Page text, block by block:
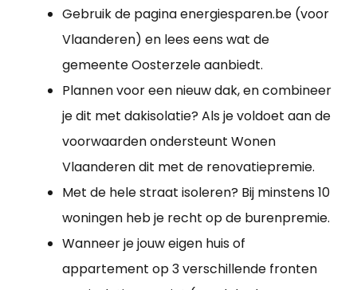
Gebruik de pagina energiesparen.be (voor
Vlaanderen) en lees eens wat de
gemeente Oosterzele aanbiedt.
Plannen voor een nieuw dak, en combineer
je dit met dakisolatie? Als je voldoet aan de
voorwaarden ondersteunt Wonen
Vlaanderen dit met de renovatiepremie.
Met de hele straat isoleren? Bij minstens 10
woningen heb je recht op de burenpremie.
Wanneer je jouw eigen huis of
appartement op 3 verschillende fronten